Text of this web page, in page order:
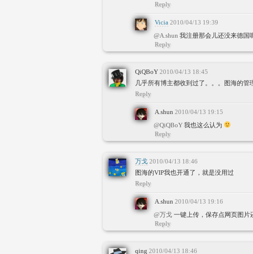
Reply
Vicia 2010/04/13 19:39
@A.shun 我注册那会儿还没来德国
Reply
QiQBoY 2010/04/13 18:45
几乎所有博主都收到过了。。。图海的管
Reply
A.shun 2010/04/13 19:15
@QiQBoY 我也这么认为
Reply
万戈 2010/04/13 18:46
图海的VIP我也开通了，就是没用过
Reply
A.shun 2010/04/13 19:16
@万戈 一键上传，保存点网页图片
Reply
qing 2010/04/13 18:46